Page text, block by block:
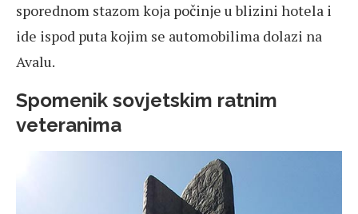
sporednom stazom koja počinje u blizini hotela i
ide ispod puta kojim se automobilima dolazi na
Avalu.
Spomenik sovjetskim ratnim
veteranima